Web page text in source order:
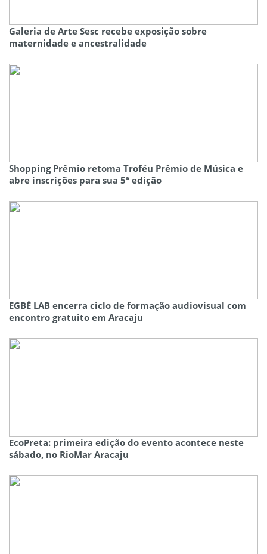
Galeria de Arte Sesc recebe exposição sobre
maternidade e ancestralidade
Shopping Prêmio retoma Troféu Prêmio de Música e
abre inscrições para sua 5ª edição
EGBÉ LAB encerra ciclo de formação audiovisual com
encontro gratuito em Aracaju
EcoPreta: primeira edição do evento acontece neste
sábado, no RioMar Aracaju